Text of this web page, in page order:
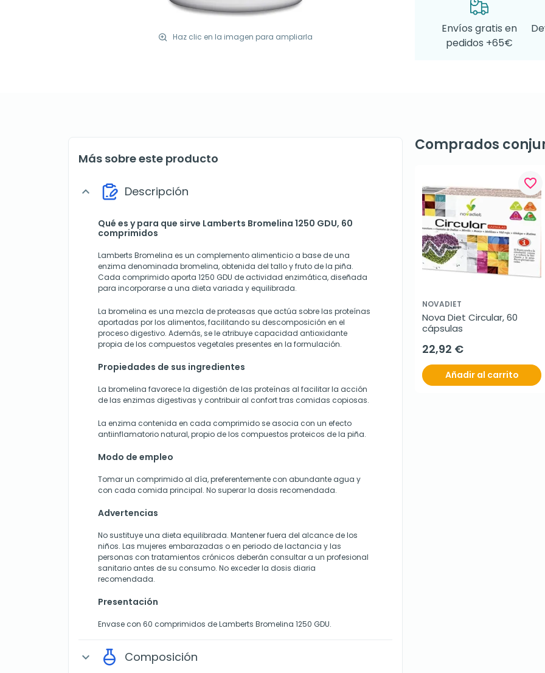
Haz clic en la imagen para ampliarla
Envíos gratis en
pedidos +65€
Más sobre este producto
expand_more Descripción
Qué es y para que sirve Lamberts Bromelina 1250 GDU, 60
comprimidos
Lamberts Bromelina es un complemento alimenticio a base de una
enzima denominada bromelina, obtenida del tallo y fruto de la piña.
Cada comprimido aporta 1250 GDU de actividad enzimática, diseñada
para incorporarse a una dieta variada y equilibrada.
La bromelina es una mezcla de proteasas que actúa sobre las proteínas
aportadas por los alimentos, facilitando su descomposición en el
proceso digestivo. Además, se le atribuye capacidad antioxidante
propia de los compuestos vegetales presentes en la formulación.
Propiedades de sus ingredientes
La bromelina favorece la digestión de las proteínas al facilitar la acción
de las enzimas digestivas y contribuir al confort tras comidas copiosas.
La enzima contenida en cada comprimido se asocia con un efecto
antiinflamatorio natural, propio de los compuestos proteicos de la piña.
Modo de empleo
Tomar un comprimido al día, preferentemente con abundante agua y
con cada comida principal. No superar la dosis recomendada.
Advertencias
No sustituye una dieta equilibrada. Mantener fuera del alcance de los
niños. Las mujeres embarazadas o en periodo de lactancia y las
personas con tratamientos crónicos deberán consultar a un profesional
sanitario antes de su consumo. No exceder la dosis diaria
recomendada.
Presentación
Envase con 60 comprimidos de Lamberts Bromelina 1250 GDU.
expand_more Composición
Comprados
favorite_border
NOVADIET
Nova Diet Circular, 60
cápsulas
22,92 €
Añadir al carrito